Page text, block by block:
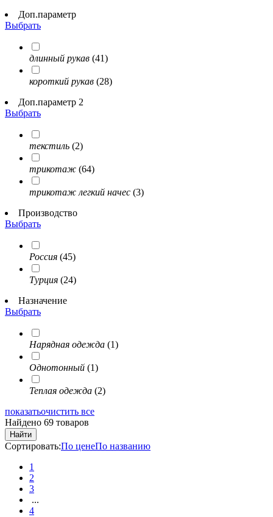
Доп.параметр
Выбрать
длинный рукав (41)
короткий рукав (28)
Доп.параметр 2
Выбрать
текстиль (2)
трикотаж (64)
трикотаж легкий начес (3)
Производство
Выбрать
Россия (45)
Турция (24)
Назначение
Выбрать
Нарядная одежда (1)
Однотонный (1)
Теплая одежда (2)
показатьочистить все
Найдено 69 товаров
Найти
Сортировать:По ценеПо названию
1
2
3
...
4